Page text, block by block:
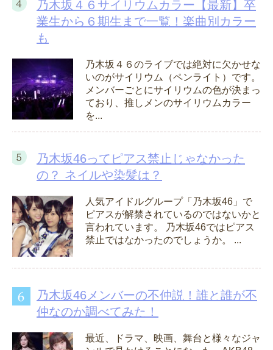
乃木坂４６サイリウムカラー【最新】卒
業生から６期生まで一覧！楽曲別カラー
も
乃木坂４６のライブでは絶対に欠かせな
いのがサイリウム（ペンライト）です。
メンバーごとにサイリウムの色が決まっ
ており、推しメンのサイリウムカラー
を...
乃木坂46ってピアス禁止じゃなかった
の？ ネイルや染髪は？
人気アイドルグループ「乃木坂46」で
ピアスが解禁されているのではないかと
言われています。 乃木坂46ではピアス
禁止ではなかったのでしょうか。 ...
乃木坂46メンバーの不仲説！誰と誰が不
仲なのか調べてみた！
最近、ドラマ、映画、舞台と様々なジャ